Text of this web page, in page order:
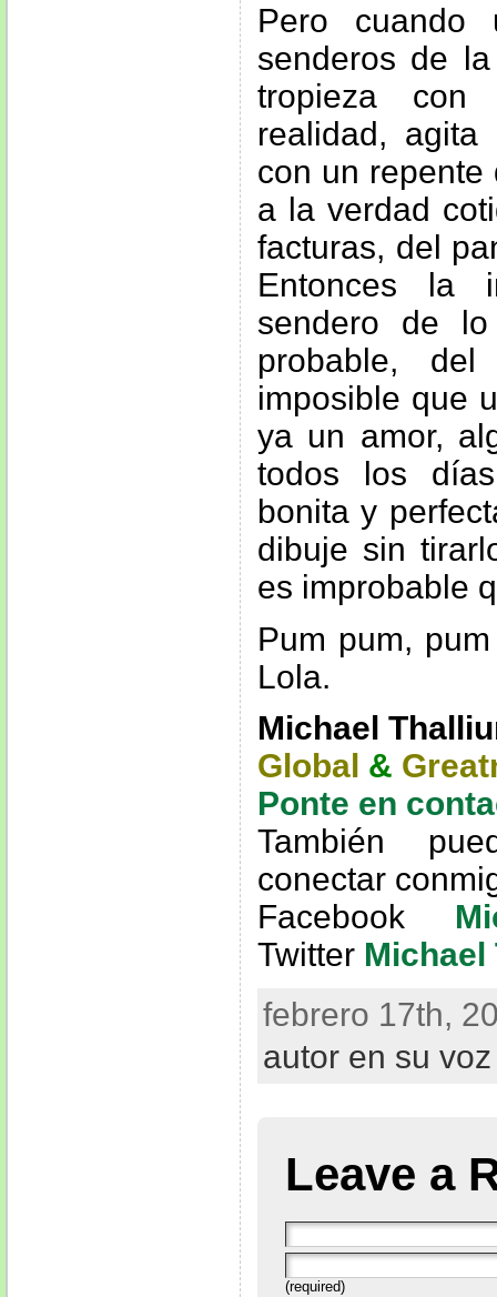
Pero cuando
senderos de
tropieza
realidad, agita
con un repente
a la verdad
facturas, del
Entonces la
sendero de
probable,
imposible que
ya un amor,
todos los
bonita y
dibuje sin
es improbable
Pum pum,
Lola.
Michael
Global &
Ponte en
También
conectar
Facebook
Twitter Michael
febrero 17th,
autor en su voz
Leave a
(required)